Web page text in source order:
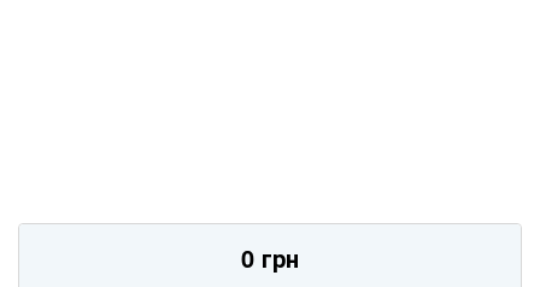
0 грн